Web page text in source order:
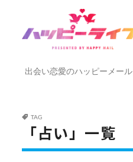
出会い恋愛のハッピーメール
TAG
「占い」一覧